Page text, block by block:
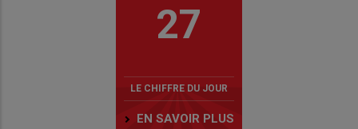
27
LE CHIFFRE DU JOUR
EN SAVOIR PLUS